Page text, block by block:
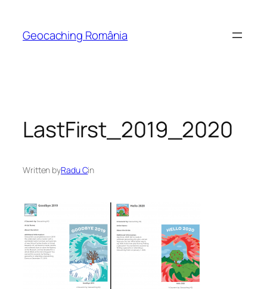
content
Geocaching România
LastFirst_2019_2020
Written byRadu Cin